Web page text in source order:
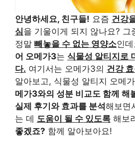
안녕하세요, 친구들! 요즘 건강
심을 기울이게 되지 않나요? 그
정말 빼놓을 수 없는 영양소인
어 오메가3는 식물성 알티지로
다. 여기서는 오메가3의 건강
알아보고, 식물성 알티지 오메
메가3와의 성분 비교도 함께 해
실제 후기와 효과를 분석해보면
는 데 도움이 될 수 있도록 해보
좋겠죠? 함께 알아보아요!